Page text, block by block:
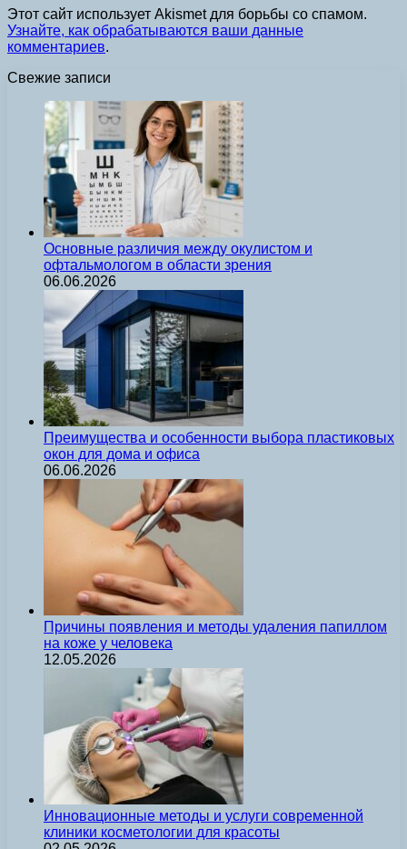
Этот сайт использует Akismet для борьбы со спамом.
Узнайте, как обрабатываются ваши данные
комментариев.
Свежие записи
Основные различия между окулистом и
офтальмологом в области зрения
06.06.2026
Преимущества и особенности выбора пластиковых
окон для дома и офиса
06.06.2026
Причины появления и методы удаления папиллом
на коже у человека
12.05.2026
Инновационные методы и услуги современной
клиники косметологии для красоты